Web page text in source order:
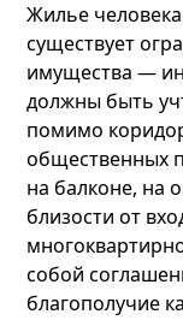
Жилье
существует
имущества —
должны быть
помимо
общественных
на балконе, на
близости от
собой
благополучие